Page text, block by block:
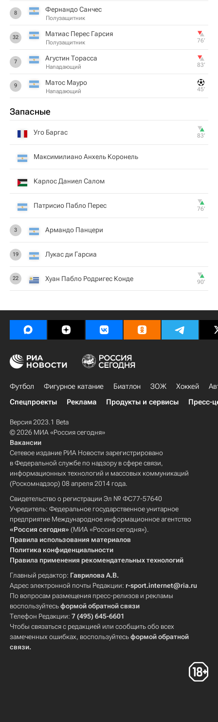
8 Фернандо Санчес
Полузащитник
32 Матиас Перес Гарсия
Полузащитник 76‎’‎
7 Агустин Торасса
Нападающий 83‎’‎
9 Матос Мауро
Нападающий 45‎’‎
Запасные
Уго Баргас 83‎’‎
Максимилиано Анхель Коронель
Карлос Даниел Салом
Патрисио Пабло Перес 76‎’‎
3 Армандо Панцери
19 Лукас ди Гарсиа
22 Хуан Пабло Родригес Конде 90‎’‎
Футбол Фигурное катание Биатлон ЗОЖ Хоккей
Спецпроекты
Реклама Продукты и сервисы Пресс-
Версия 2023.1 Beta
© 2026 МИА «Россия сегодня»
Вакансии
Сетевое издание РИА Новости зарегистрировано
в Федеральной службе по надзору в сфере связи,
информационных технологий и массовых коммуникаций
(Роскомнадзор) 08 апреля 2014 года.
Свидетельство о регистрации Эл № ФС77-57640
Учредитель: Федеральное государственное унитарное
предприятие Международное информационное агентство
«Россия сегодня» (МИА «Россия сегодня»).
Правила использования материалов
Политика конфиденциальности
Правила применения рекомендательных технологий
Главный редактор: Гаврилова А.В.
Адрес электронной почты Редакции: r-sport.internet@ria.ru
По вопросам размещения пресс-релизов и рекламы
воспользуйтесьформой обратной связи
Телефон Редакции: 7 (495) 645-6601
Чтобы связаться с редакцией или сообщить обо всех
замеченных ошибках, воспользуйтесьформой обратной
связи.